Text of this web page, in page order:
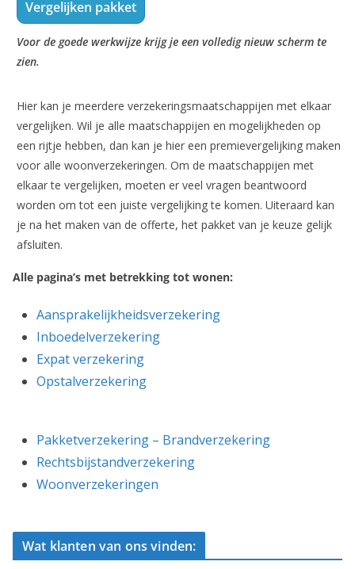
Vergelijken pakket
Voor de goede werkwijze krijg je een volledig nieuw scherm te
zien.
Hier kan je meerdere verzekeringsmaatschappijen met elkaar
vergelijken. Wil je alle maatschappijen en mogelijkheden op
een rijtje hebben, dan kan je hier een premievergelijking maken
voor alle woonverzekeringen. Om de maatschappijen met
elkaar te vergelijken, moeten er veel vragen beantwoord
worden om tot een juiste vergelijking te komen. Uiteraard kan
je na het maken van de offerte, het pakket van je keuze gelijk
afsluiten.
Alle pagina’s met betrekking tot wonen:
Aansprakelijkheidsverzekering
Inboedelverzekering
Expat verzekering
Opstalverzekering
Pakketverzekering – Brandverzekering
Rechtsbijstandverzekering
Woonverzekeringen
Wat klanten van ons vinden: